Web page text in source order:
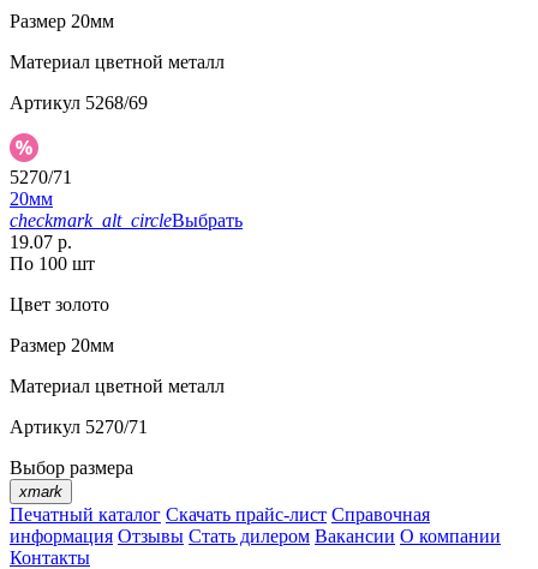
Размер 20мм
Материал цветной металл
Артикул 5268/69
5270/71
20мм
checkmark_alt_circleВыбрать
19.07 р.
По 100 шт
Цвет золото
Размер 20мм
Материал цветной металл
Артикул 5270/71
Выбор размера
xmark
Печатный каталог Скачать прайс-лист Справочная
информация Отзывы Стать дилером Вакансии О компании
Контакты